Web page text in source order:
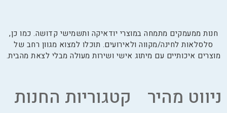
חנות ממעמקים מתמחה במוצרי יודאיקה ותשמישי קדושה. כמו כן,
סלסלאות לחינה/מקווה ולאירועים. תוכלו למצוא מגוון רחב של
מוצרים איכותיים עם מיתוג אישי ושירות מעולה מבלי לצאת מהבית.
ניווט מהיר קטגוריות החנות